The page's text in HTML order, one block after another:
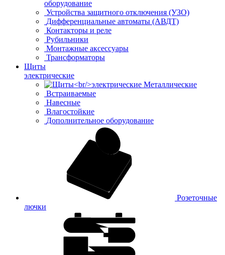
оборудование
Устройства защитного отключения (УЗО)
Дифференциальные автоматы (АВДТ)
Контакторы и реле
Рубильники
Монтажные аксессуары
Трансформаторы
Щиты
электрические
Металлические
Встраиваемые
Навесные
Влагостойкие
Дополнительное оборудование
Розеточные
лючки